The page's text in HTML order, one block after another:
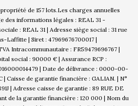
de 157 lots.Les charges annuelles
des informations légales : REAL 31 -
: REAL 31 | Adresse siège social : 31 rue
Laffitte | Siret : 47969676700017 |
Intracommunautaire : FR59479696767 |
social : 90000 € | Assurance RCP :
| Date de délivrance : 0000-00-
| Caisse de garantie financière : GALIAN. | N°
| Adresse caisse de garantie : 89 RUE DE
de la garantie financière : 120 000 | Nom du